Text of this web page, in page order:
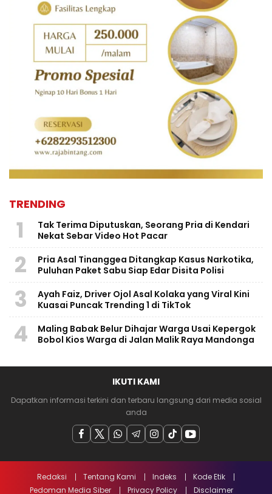
TRENDING
1
Tak Terima Diputuskan, Seorang Pria di Kendari
Nekat Sebar Video Hot Pacar
2
Pria Asal Tinanggea Ditangkap Kasus Narkotika,
Puluhan Paket Sabu Siap Edar Disita Polisi
3
Ayah Faiz, Driver Ojol Asal Kolaka yang Viral Kini
Kuasai Puncak Trending 1 di TikTok
4
Maling Babak Belur Dihajar Warga Usai Kepergok
Bobol Kios Warga di Jalan Malik Raya Mandonga
IKUTI KAMI
Dapatkan informasi terkini dan terbaru langsung dari media sosial
anda
Redaksi Tentang Kami Indeks
Kode Etik
Pedoman Media Siber
Privacy Policy Disclaimer